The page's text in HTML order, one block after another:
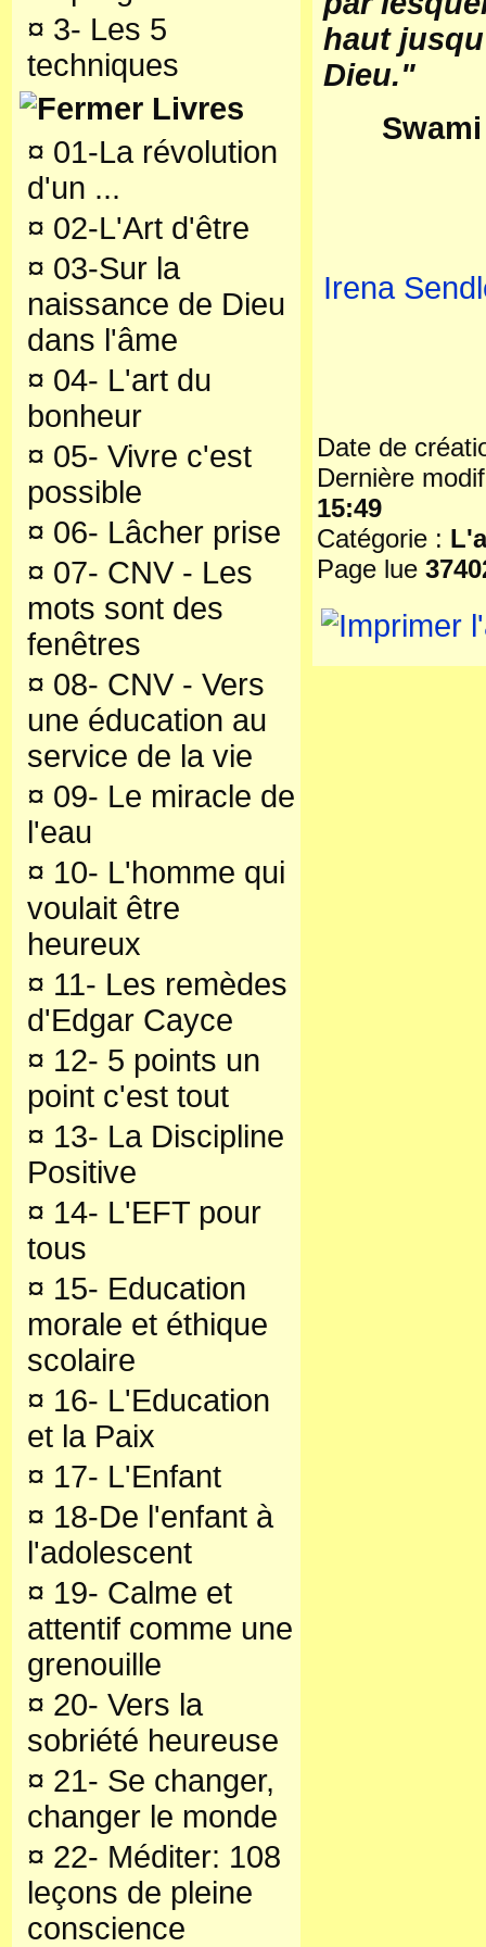
¤ 3- Les 5
techniques
Livres
¤ 01-La révolution
d'un ...
¤ 02-L'Art d'être
¤ 03-Sur la
naissance de Dieu
dans l'âme
¤ 04- L'art du
bonheur
¤ 05- Vivre c'est
possible
¤ 06- Lâcher prise
¤ 07- CNV - Les
mots sont des
fenêtres
¤ 08- CNV - Vers
une éducation au
service de la vie
¤ 09- Le miracle de
l'eau
¤ 10- L'homme qui
voulait être
heureux
¤ 11- Les remèdes
d'Edgar Cayce
¤ 12- 5 points un
point c'est tout
¤ 13- La Discipline
Positive
¤ 14- L'EFT pour
tous
¤ 15- Education
morale et éthique
scolaire
¤ 16- L'Education
et la Paix
¤ 17- L'Enfant
¤ 18-De l'enfant à
l'adolescent
¤ 19- Calme et
attentif comme une
grenouille
¤ 20- Vers la
sobriété heureuse
¤ 21- Se changer,
changer le monde
¤ 22- Méditer: 108
leçons de pleine
conscience
haut
Dieu."
Irena
Date de
Dernière
15:49
Catégorie :
Page lue